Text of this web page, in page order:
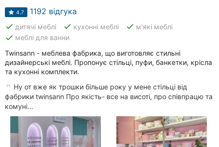
4.7 1192 відгука
done дитячі меблі done кухонні меблі done м'які меблі
done меблі для ванни
Twinsann - меблева фабрика, що виготовляє стильні
дизайнерські меблі. Пропонує стільці, пуфи, банкетки, крісла
та кухонні комплекти.
Ну от вже як трошки більше року у мене стільці від
фабрики twinsann Про якість- все на висоті, про співпрацю та
комуні...